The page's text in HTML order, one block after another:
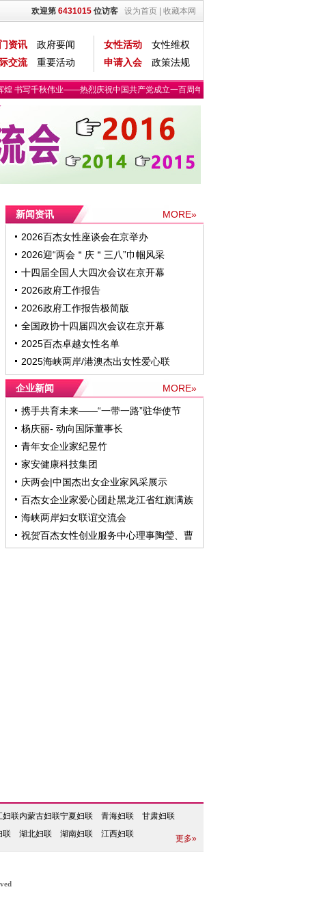
欢迎第 6431015 位访客 设为首页 收藏本网
资讯
政府要闻
交流
重要活动
女性活动
女性维权
申请入会
政策法规
煌 书写千秋伟业——热烈庆祝中国共产党成立一百周年
新闻资讯 MORE»
2026百杰女性座谈会在京举办
2026迎“两会＂庆＂三八”巾帼风采
十四届全国人大四次会议在京开幕
2026政府工作报告
2026政府工作报告极简版
全国政协十四届四次会议在京开幕
2025百杰卓越女性名单
2025海峡两岸/港澳杰出女性爱心联
企业新闻 MORE»
携手共育未来——“一带一路”驻华使节
杨庆丽- 动向国际董事长
青年女企业家纪昱竹
家安健康科技集团
庆两会|中国杰出女企业家风采展示
百杰女企业家爱心团赴黑龙江省红旗满族
海峡两岸妇女联谊交流会
祝贺百杰女性创业服务中心理事陶瑩、曹
更多»
妇联内蒙古妇联宁夏妇联 青海妇联
甘肃妇联
联 湖北妇联 湖南妇联 江西妇联